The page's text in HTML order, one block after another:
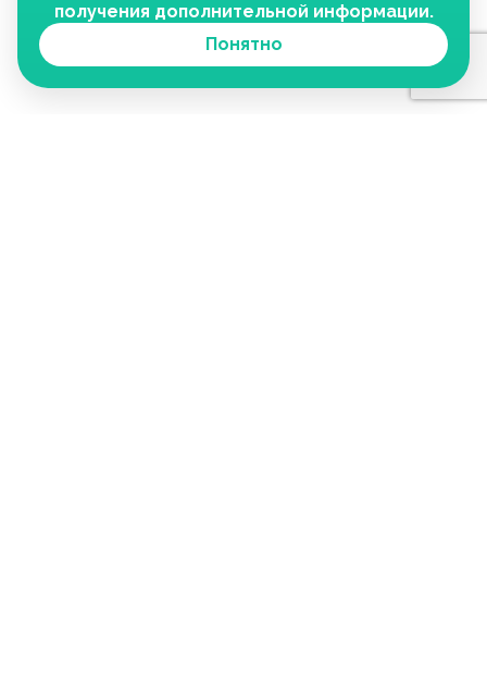
получения дополнительной информации.
Понятно